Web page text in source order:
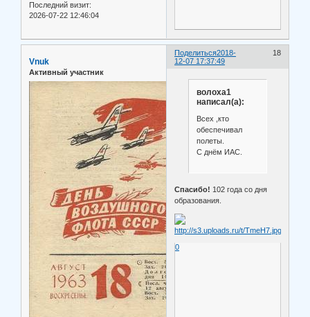
Последний визит:
2026-07-22 12:46:04
Поделиться 18
2018-
12-07 17:37:49
Vnuk
Активный участник
волоха1
написал(а):
Всех ,кто
обеспечивал
полеты.
С днём ИАС.
Спасибо! 102 года со дня
образования.
0